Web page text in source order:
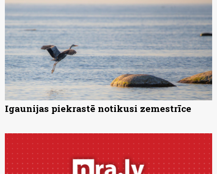
Igaunijas piekrastē notikusi zemestrīce